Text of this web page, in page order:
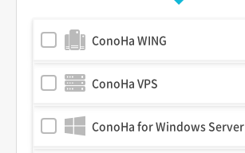
ConoHa WING
ConoHa VPS
ConoHa for Windows Server